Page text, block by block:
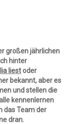
großen jährlichen
hinter
liestoder
bekannt, aber es
und stellen die
kennenlernen
das Team der
dran.